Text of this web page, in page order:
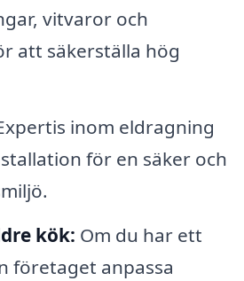
vitvaror och
att säkerställa hög
inom eldragning
för en säker och
kök: Om du har ett
företaget anpassa